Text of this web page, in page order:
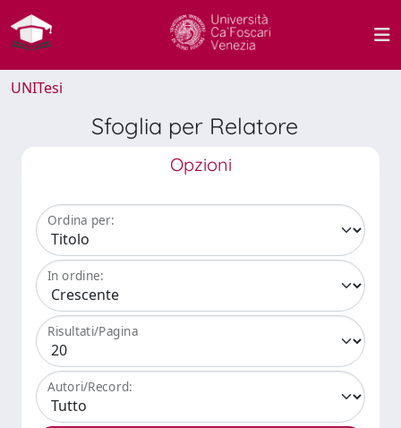
UNITesi
Sfoglia per Relatore
Opzioni
Ordina per:
In ordine:
Risultati/Pagina
Autori/Record: